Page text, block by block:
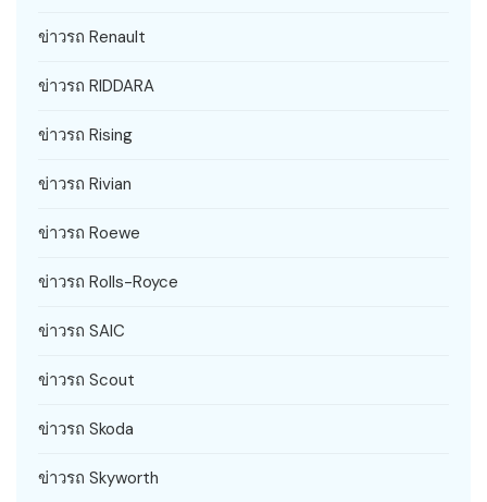
ข่าวรถ Renault
ข่าวรถ RIDDARA
ข่าวรถ Rising
ข่าวรถ Rivian
ข่าวรถ Roewe
ข่าวรถ Rolls-Royce
ข่าวรถ SAIC
ข่าวรถ Scout
ข่าวรถ Skoda
ข่าวรถ Skyworth